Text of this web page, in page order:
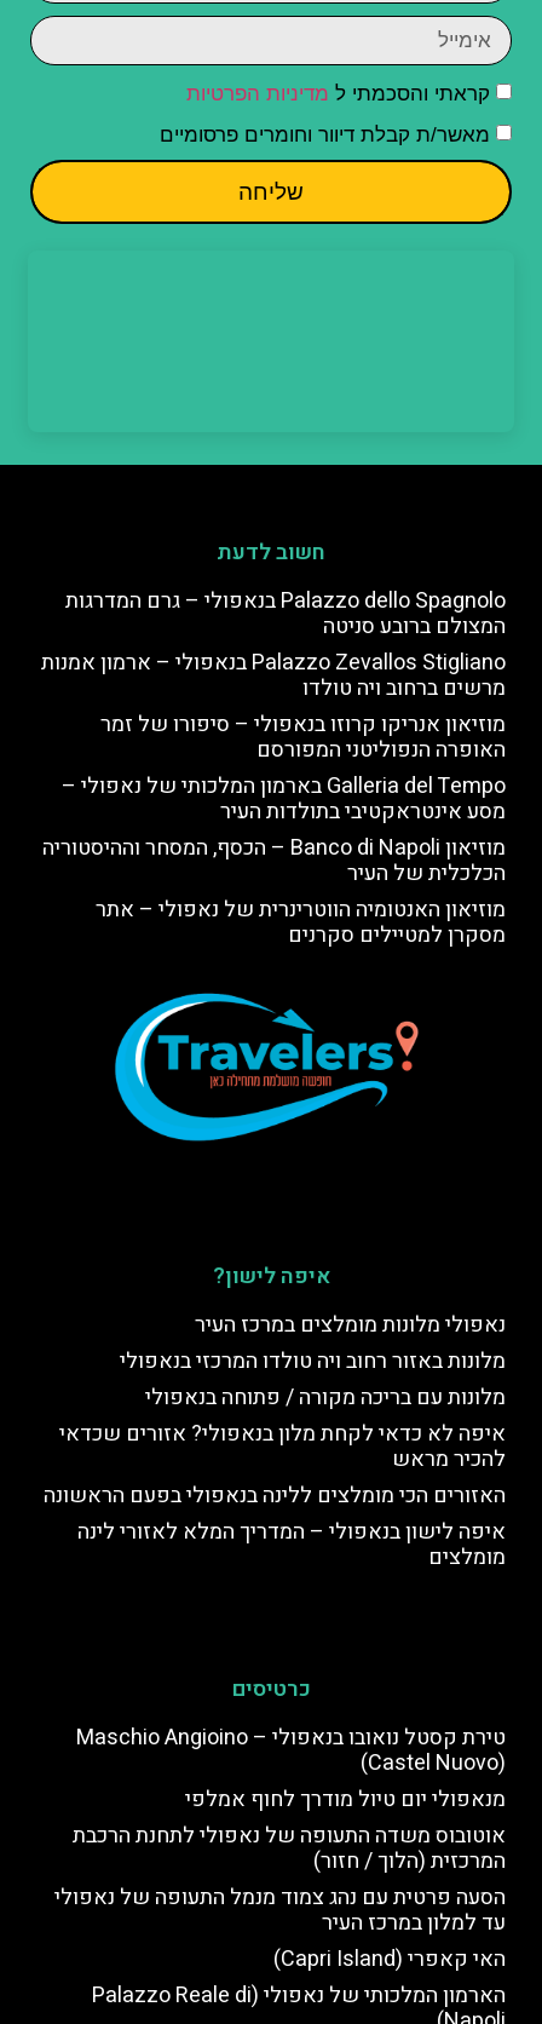
קראתי והסכמתי ל מדיניות הפרטיות
מאשר/ת קבלת דיוור וחומרים פרסומיים
שליחה
חשוב לדעת
Palazzo dello Spagnolo בנאפולי – גרם המדרגות
המצולם ברובע סניטה
Palazzo Zevallos Stigliano בנאפולי – ארמון אמנות
מרשים ברחוב ויה טולדו
מוזיאון אנריקו קרוזו בנאפולי – סיפורו של זמר
האופרה הנפוליטני המפורסם
Galleria del Tempo בארמון המלכותי של נאפולי –
מסע אינטראקטיבי בתולדות העיר
מוזיאון Banco di Napoli – הכסף, המסחר וההיסטוריה
הכלכלית של העיר
מוזיאון האנטומיה הווטרינרית של נאפולי – אתר
מסקרן למטיילים סקרנים
איפה לישון?
נאפולי מלונות מומלצים במרכז העיר
מלונות באזור רחוב ויה טולדו המרכזי בנאפולי
מלונות עם בריכה מקורה / פתוחה בנאפולי
איפה לא כדאי לקחת מלון בנאפולי? אזורים שכדאי
להכיר מראש
האזורים הכי מומלצים ללינה בנאפולי בפעם הראשונה
איפה לישון בנאפולי – המדריך המלא לאזורי לינה
מומלצים
כרטיסים
טירת קסטל נואובו בנאפולי – Maschio Angioino
(Castel Nuovo)
מנאפולי יום טיול מודרך לחוף אמלפי
אוטובוס משדה התעופה של נאפולי לתחנת הרכבת
המרכזית (הלוך / חזור)
הסעה פרטית עם נהג צמוד מנמל התעופה של נאפולי
עד למלון במרכז העיר
האי קאפרי (Capri Island)
הארמון המלכותי של נאפולי (Palazzo Reale di